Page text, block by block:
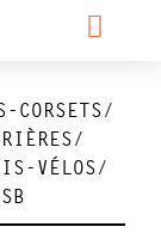
CORSETS
VÉLOS